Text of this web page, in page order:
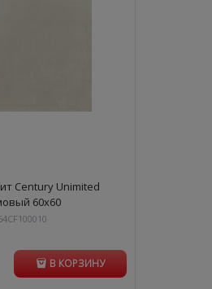
Century Unimited
60х60
В КОРЗИНУ